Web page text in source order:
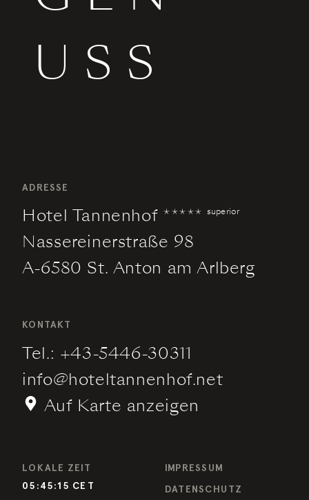
USS
ADRESSE
Hotel Tannenhof *****superior
Nassereinerstraße 98
A-6580 St. Anton am Arlberg
KONTAKT
Tel.: +43-5446-30311
info@hoteltannenhof.net
Auf Karte anzeigen
LOKALE ZEIT
05:45:16 CET
IMPRESSUM
DATENSCHUTZ